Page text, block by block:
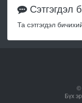
Сэтгэгдэл
Та сэтгэгдэл
©
Бүх